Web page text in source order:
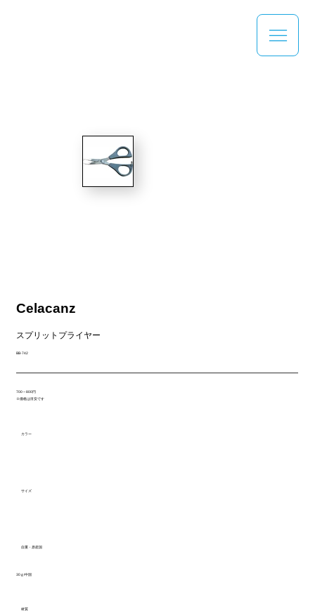
Celacanz
スプリットプライヤー
BB-742
700～800円
※価格は目安です
カラー
サイズ
自重・原産国
30ｇ/中国
材質